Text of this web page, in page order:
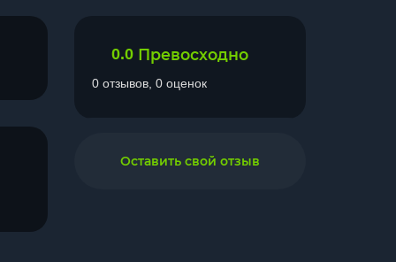
0.0 Превосходно
0 отзывов, 0 оценок
Оставить свой отзыв